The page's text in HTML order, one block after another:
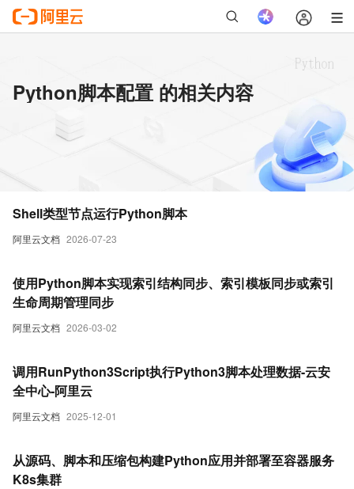
Python脚本配置 的相关内容
阿里云文档 2026-07-23
Shell类型节点运行Python脚本
阿里云文档 2026-03-02
使用Python脚本实现索引结构同步、索引模板同步或索引
生命周期管理同步
阿里云文档 2025-12-01
调用RunPython3Script执行Python3脚本处理数据-云安
全中心-阿里云
从源码、脚本和压缩包构建Python应用并部署至容器服务
K8s集群